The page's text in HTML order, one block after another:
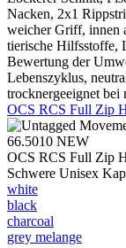
Nacken, 2x1
weicher Griff, innen
tierische Hilfsstoffe,
Bewertung der
Lebenszyklus,
trocknergeeignet bei
OCS RCS Full Zip
66.5010 NEW
OCS RCS Full Zip
Schwere Unisex
white
black
charcoal
grey melange